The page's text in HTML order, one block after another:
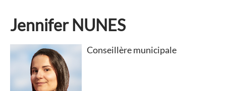
Jennifer NUNES
Conseillère municipale